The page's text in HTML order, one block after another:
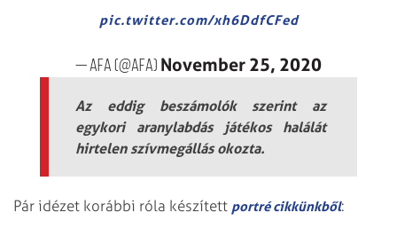
pic.twitter.com/xh6DdfCFed
— AFA (@afa) November 25, 2020
Az eddig beszámolók szerint az
egykori aranylabdás játékos halálát
hirtelen szívmegállás okozta.
Pár idézet korábbi róla készített portré cikkünkből: